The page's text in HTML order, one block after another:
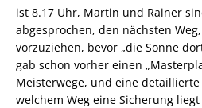
ist 8.17 Uhr, Martin und Rainer
abgesprochen, den nächsten
vorzuziehen, bevor „die Sonne
gab schon vorher einen
Meisterwege, und eine
welchem Weg eine Sicherung